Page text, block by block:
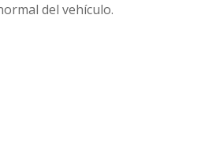
del vehículo.